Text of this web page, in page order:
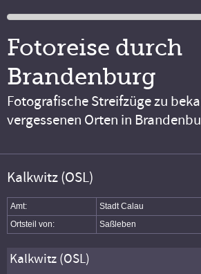
Fotoreise durch
Brandenburg
Fotografische Streifzüge zu
vergessenen Orten in
Kalkwitz (OSL)
Amt:
Stadt Calau
Ortsteil von:
Saßleben
Kalkwitz (OSL)